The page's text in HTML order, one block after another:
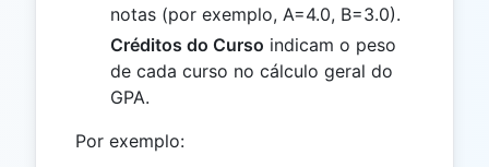
notas (por exemplo, A=4.0, B=3.0).
Créditos do Curso indicam o peso
de cada curso no cálculo geral do
GPA.
Por exemplo: